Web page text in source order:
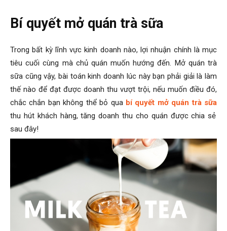
Bí quyết mở quán trà sữa
Trong bất kỳ lĩnh vực kinh doanh nào, lợi nhuận chính là mục
tiêu cuối cùng mà chủ quán muốn hướng đến. Mở quán trà
sữa cũng vậy, bài toán kinh doanh lúc này bạn phải giải là làm
thế nào để đạt được doanh thu vượt trội, nếu muốn điều đó,
chắc chắn bạn không thể bỏ qua bí quyết mở quán trà sữa
thu hút khách hàng, tăng doanh thu cho quán được chia sẻ
sau đây!